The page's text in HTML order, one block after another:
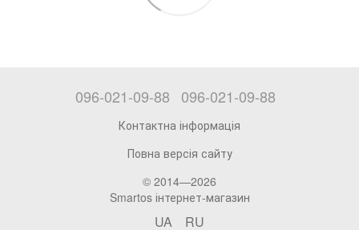
096-021-09-88 096-021-09-88
Контактна інформація
Повна версія сайту
© 2014—2026
Smartos інтернет-магазин
UA RU